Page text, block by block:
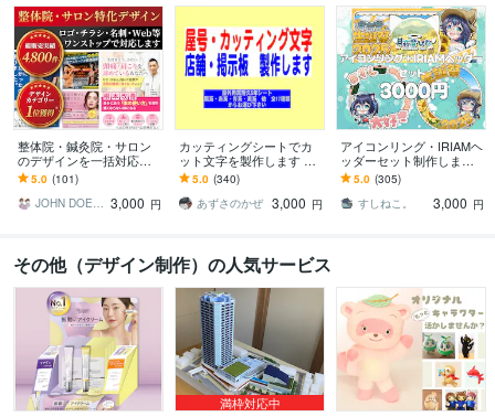
整体院・鍼灸院・サロン
のデザインを一括対応し
ます チラシ・ロゴ・名
刺・Web。サロン系デザ
インをまるごと対応
5.0 (101)
JOHN DOE＠販売実績4800件以上 3,000 円
カッティングシートでカ
ット文字を製作します カ
ッティングシートでカッ
ティング文字を製作しま
す。
5.0 (340)
あずさのかぜ 3,000 円
アイコンリング・IRIAMヘ
ッダーセット制作します
特急納期可！単体でのご
依頼も歓迎です！！
5.0 (305)
すしねこ。
3,000 円
その他（デザイン制作）の人気サービス
満枠対応中